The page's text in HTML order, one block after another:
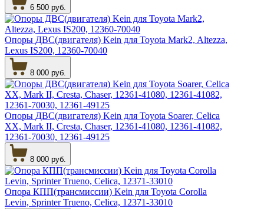
6 500 руб.
Опоры ДВС(двигателя) Kein для Toyota Mark2, Altezza,
Lexus IS200, 12360-70040
8 000 руб.
Опоры ДВС(двигателя) Kein для Toyota Soarer, Celica
XX, Mark II, Cresta, Chaser, 12361-41080, 12361-41082,
12361-70030, 12361-49125
8 000 руб.
Опора КПП(трансмиссии) Kein для Toyota Corolla
Levin, Sprinter Trueno, Celica, 12371-33010